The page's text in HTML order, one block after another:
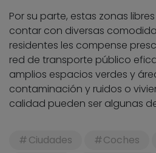
Por su parte, estas zonas
contar con diversas
residentes les compense
red de transporte público
amplios espacios verdes y
contaminación y ruidos o
calidad pueden ser algunas
Ciudades Coches